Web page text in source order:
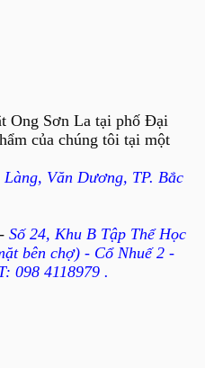
Ong Sơn La tại phố Đại
của chúng tôi tại một
Làng, Văn Dương, TP. Bắc
- Số 24, Khu B Tập Thể Học
bên chợ) - Cổ Nhuế 2 -
098 4118979 .